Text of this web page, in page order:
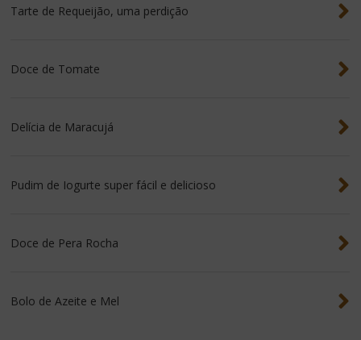
Tarte de Requeijão, uma perdição
Doce de Tomate
Delícia de Maracujá
Pudim de Iogurte super fácil e delicioso
Doce de Pera Rocha
Bolo de Azeite e Mel